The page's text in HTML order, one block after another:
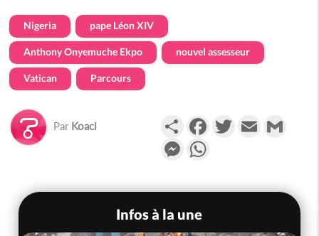
Nigeria pape Léon XIV
Anthony Onyemuche Ekpo nouvel assesseur
Vatican Parcours
Par Koaci PartagerFacebookTwitterEmail
Messenger
Infos à la une